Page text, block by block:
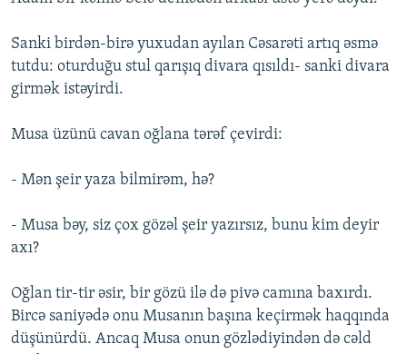
Sanki birdən-birə yuxudan ayılan Cəsarəti artıq əsmə
tutdu: oturduğu stul qarışıq divara qısıldı- sanki divara
girmək istəyirdi.
Musa üzünü cavan oğlana tərəf çevirdi:
- Mən şeir yaza bilmirəm, hə?
- Musa bəy, siz çox gözəl şeir yazırsız, bunu kim deyir
axı?
Oğlan tir-tir əsir, bir gözü ilə də pivə camına baxırdı.
Bircə saniyədə onu Musanın başına keçirmək haqqında
düşünürdü. Ancaq Musa onun gözlədiyindən də cəld